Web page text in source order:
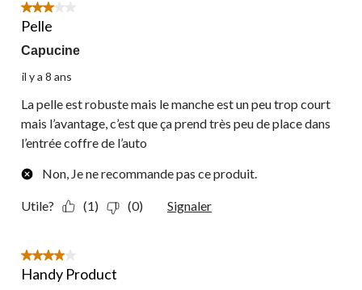
3 étoile(s) sur 5.
Pelle
Capucine
il y a 8 ans
La pelle est robuste mais le manche est un peu trop court
mais l’avantage, c’est que ça prend très peu de place dans
l’entrée coffre de l’auto
Non, Je ne recommande pas ce produit.
Utile? (1) (0) Signaler
4 étoile(s) sur 5.
Handy Product